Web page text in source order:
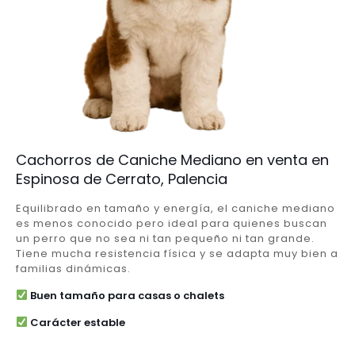
Cachorros de Caniche Mediano en venta en
Espinosa de Cerrato, Palencia
Equilibrado en tamaño y energía, el caniche mediano
es menos conocido pero ideal para quienes buscan
un perro que no sea ni tan pequeño ni tan grande.
Tiene mucha resistencia física y se adapta muy bien a
familias dinámicas.
Buen tamaño para casas o chalets
Carácter estable